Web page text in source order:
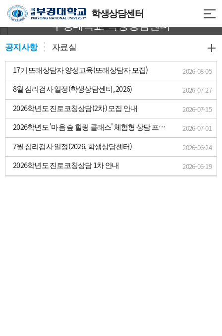
학생상담센터
인생의 든든한 동반자
부경대학교 학생상담센터
공지사항 자료실
17기 또래상담자 양성교육(또래상담자 모집) 2026-08-05
8월 심리검사 일정(학생상담센터, 2026) 2026-07-27
2026학년도 진로코칭상담(2차) 모집 안내 2026-07-15
2026학년도 '마음 숲 힐링 클래스' 체험형 상담 프로
그램(하계방학편) 안내
2026-07-01
7월 심리검사 일정(2026, 학생상담센터) 2026-06-24
2026학년도 진로코칭상담 1차 안내 2026-06-19